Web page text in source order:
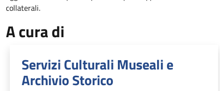
collaterali.
A cura di
Servizi Culturali Museali e
Archivio Storico